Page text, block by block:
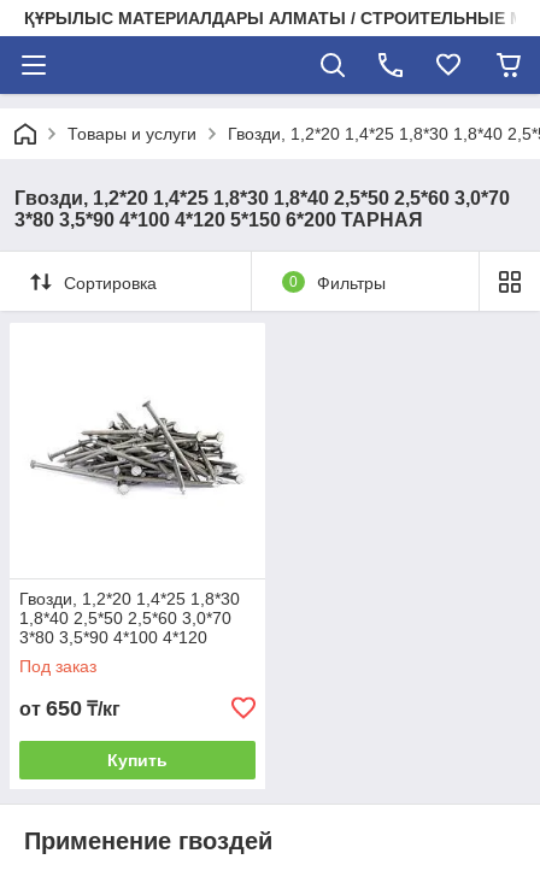
ҚҰРЫЛЫС МАТЕРИАЛДАРЫ АЛМАТЫ / СТРОИТЕЛЬНЫЕ
Товары и услуги Гвозди, 1,2*20 1,4*25 1,8*30 1,8*40
Гвозди, 1,2*20 1,4*25 1,8*30 1,8*40 2,5*50 2,5*60 3,0*70
3*80 3,5*90 4*100 4*120 5*150 6*200 ТАРНАЯ
Сортировка 0 Фильтры
Гвозди, 1,2*20 1,4*25 1,8*30
1,8*40 2,5*50 2,5*60 3,0*70
3*80 3,5*90 4*100 4*120
5*150 6*200 ТАРНАЯ
Под заказ
от 650 ₸/кг
Купить
Применение гвоздей